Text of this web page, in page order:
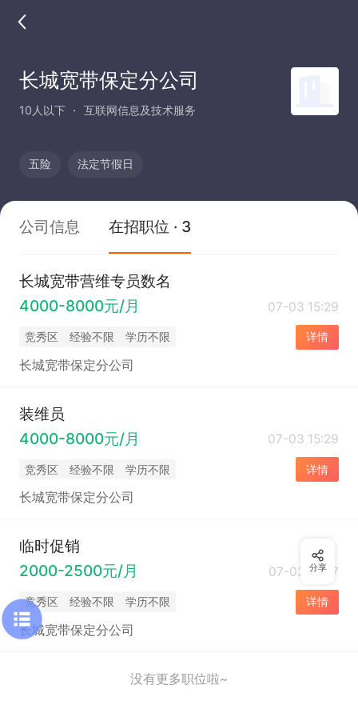
长城宽带保定分公司
10人以下 互联网信息及技术服务
五险 法定节假日
公司信息 在招职位 · 3
长城宽带营维专员数名
4000-8000元/月
07-03 15:29
竞秀区 经验不限 学历不限 详情
长城宽带保定分公司
装维员
4000-8000元/月
07-03 15:29
竞秀区 经验不限 学历不限 详情
长城宽带保定分公司
临时促销
2000-2500元/月
07-03 15:27
竞秀区 经验不限 学历不限 详情
长城宽带保定分公司
没有更多职位啦~
分享